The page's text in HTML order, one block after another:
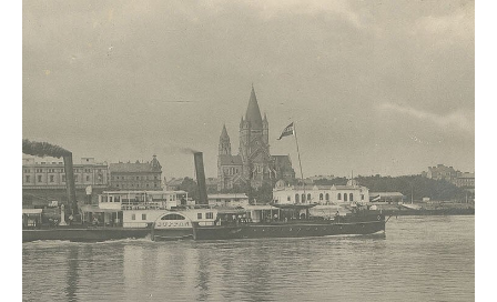
Objekt
fotografie